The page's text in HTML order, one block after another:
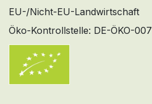
EU-/Nicht-EU-Landwirtschaft
Öko-Kontrollstelle: DE-ÖKO-007